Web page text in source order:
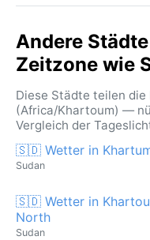
Andere
Zeitzone wie
Diese Städte teilen die
(Africa/Khartoum) —
Vergleich der
🇸🇩 Wetter in
Sudan
🇸🇩 Wetter in
North
Sudan